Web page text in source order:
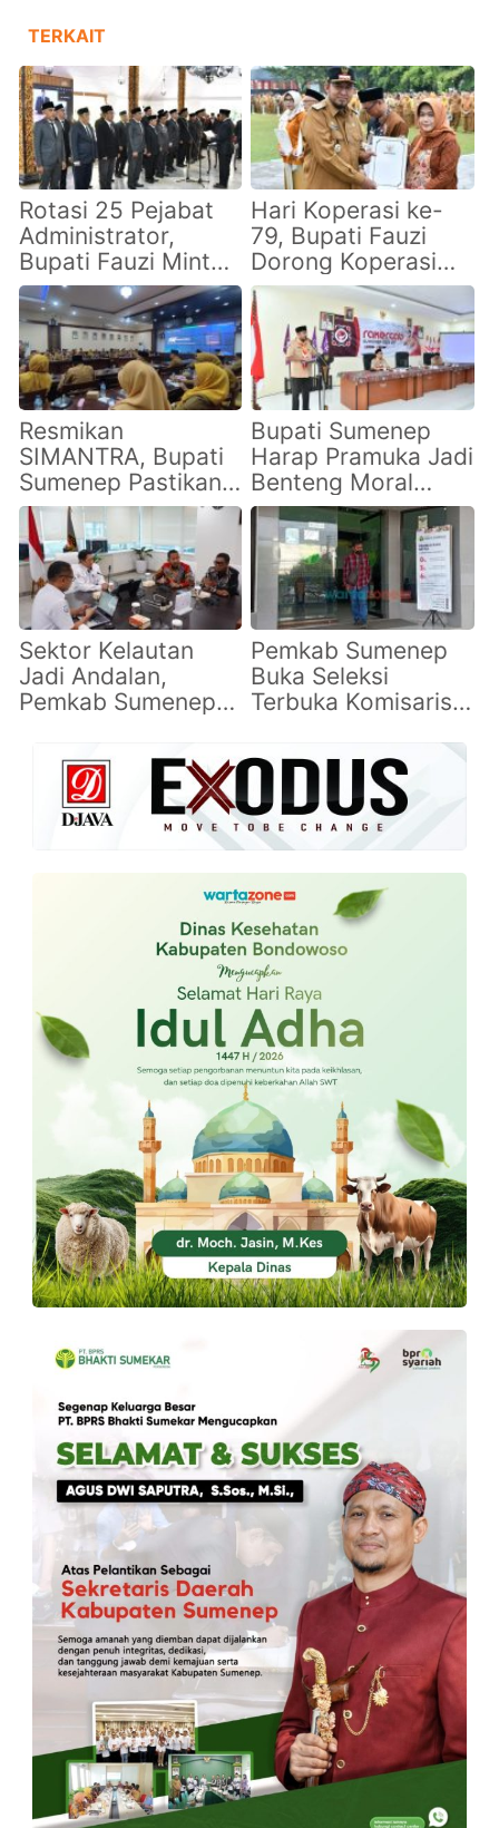
TERKAIT
Rotasi 25 Pejabat
Administrator,
Bupati Fauzi Minta
ASN Perkuat
Kolaborasi dan
Tingkatkan
Pelayanan
Masyarakat
Hari Koperasi ke-
79, Bupati Fauzi
Dorong Koperasi
Sumenep Perkuat
Tata Kelola dan
Inovasi
Resmikan
SIMANTRA, Bupati
Sumenep Pastikan
Pengawasan ASN
Lebih Ketat dan
Transparan
Bupati Sumenep
Harap Pramuka Jadi
Benteng Moral
Generasi Muda
Sektor Kelautan
Jadi Andalan,
Pemkab Sumenep
Sama dengan KKP
Pemkab Sumenep
Buka Seleksi
Terbuka Komisaris
Sumekar